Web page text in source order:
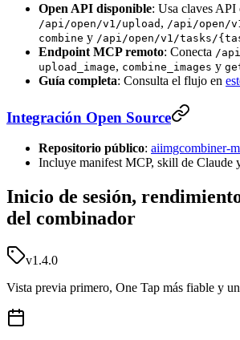
Open API disponible: Usa claves API
/api/open/v1/upload , /api/open/
combine y /api/open/v1/tasks/
Endpoint MCP remoto: Conecta /
upload_image, combine_images y
Guía completa: Consulta el flujo en
Integración Open Source
Repositorio público: aiimgcombiner-
Incluye manifest MCP, skill de Claude
Inicio de sesión,
del combinador
v1.4.0
Vista previa primero, One Tap más fiable y